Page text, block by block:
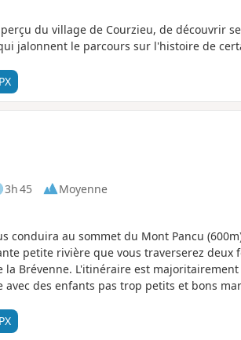
du village de Courzieu, de découvrir
jalonnent le parcours sur l'histoire de
3h 45
Moyenne
conduira au sommet du Mont Pancu
petite rivière que vous traverserez deux
Brévenne. L'itinéraire est
des enfants pas trop petits et bons